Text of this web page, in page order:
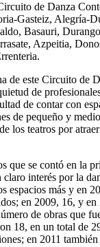
de Danza
Gasteiz, Alegría-
Basauri,
Azpeitia,
de este Circuito de
de
de contar con
de pequeño y
los teatros por
que se contó en la
interés por la
espacios más y en
en 2009, 16, y
de obras que
18, en un total de
en 2011